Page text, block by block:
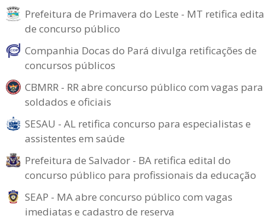
Prefeitura de Primavera do Leste - MT retifica
de concurso público
Companhia Docas do Pará divulga retificações de
concursos públicos
CBMRR - RR abre concurso público com vagas para
soldados e oficiais
SESAU - AL retifica concurso para especialistas e
assistentes em saúde
Prefeitura de Salvador - BA retifica edital do
concurso público para profissionais da educação
SEAP - MA abre concurso público com vagas
imediatas e cadastro de reserva